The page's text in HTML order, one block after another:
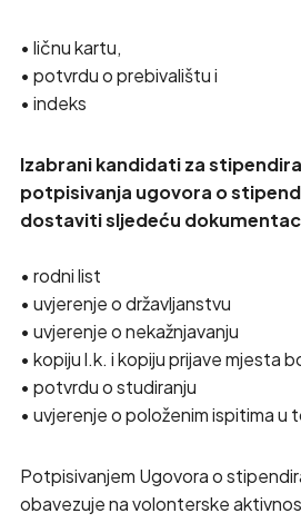
• ličnu kartu,
• potvrdu o prebivalištu i
• indeks
Izabrani kandidati za
potpisivanja ugovora o
dostaviti sljedeću
• rodni list
• uvjerenje o državljanstvu
• uvjerenje o nekažnjavanju
• kopiju l.k. i kopiju prijave mjesta
• potvrdu o studiranju
• uvjerenje o položenim ispitima u
Potpisivanjem Ugovora o
obavezuje na volonterske